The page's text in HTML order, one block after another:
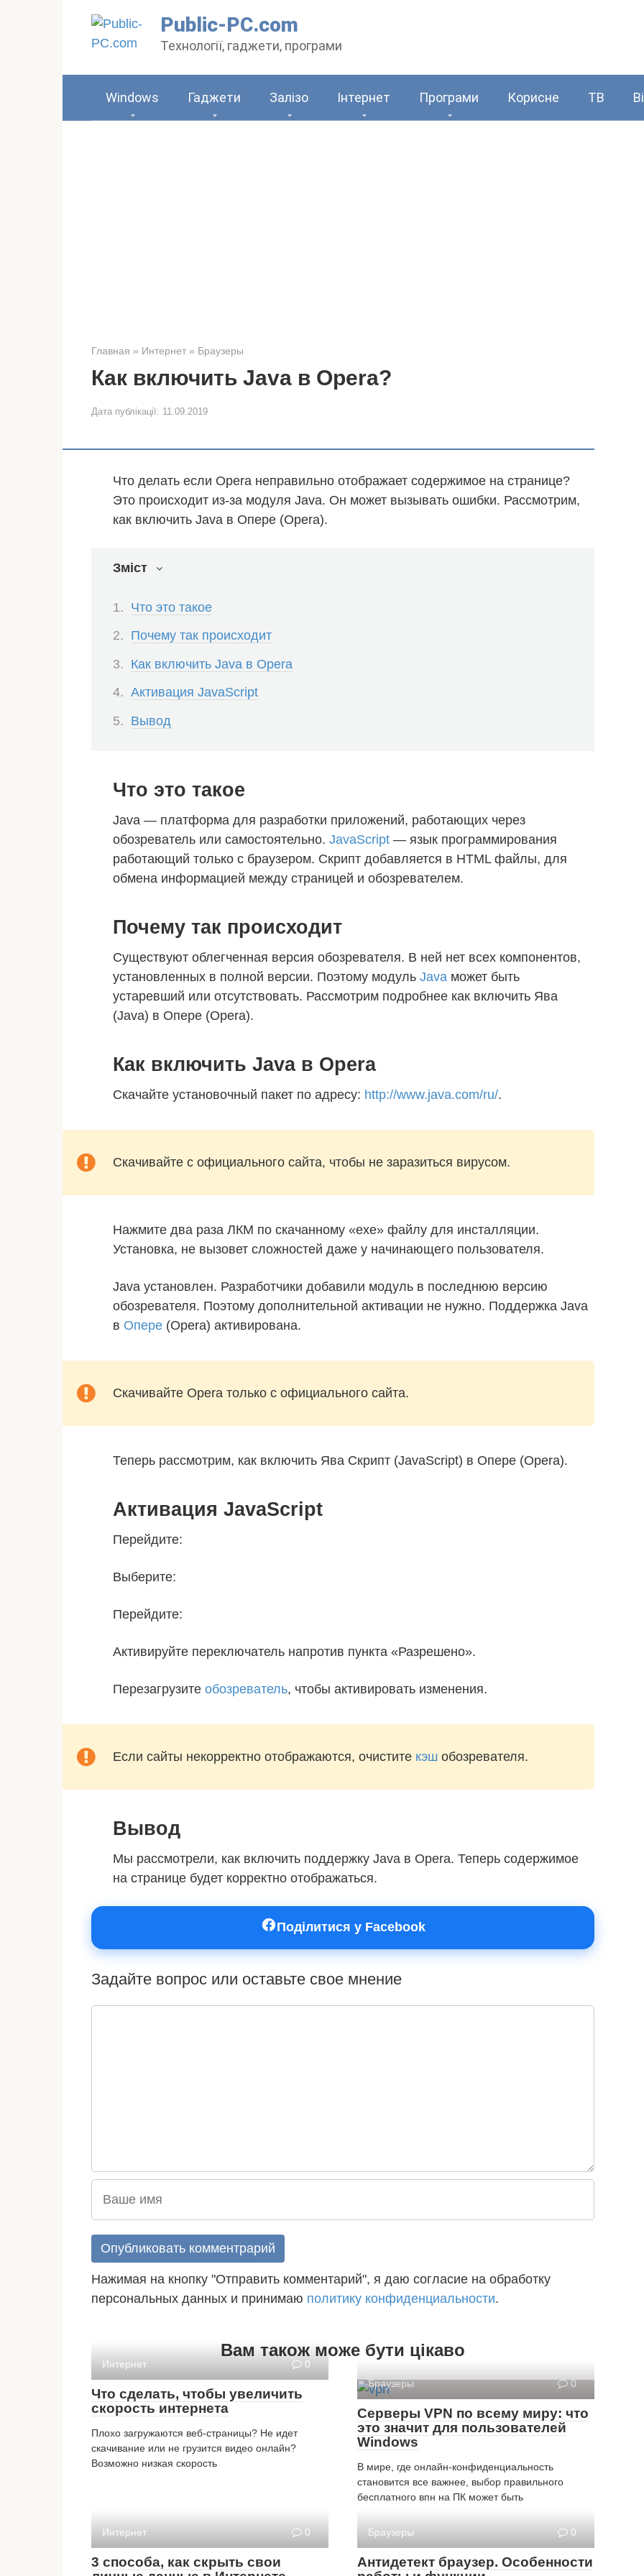
Public-PC.com
Технології, гаджети, програми
Windows Гаджети Залізо Інтернет Програми Корисне ТВ
Главная » Интернет » Браузеры
Как включить Java в Opera?
Дата публікації: 11.09.2019
Что делать если Opera неправильно отображает содержимое на странице?
Это происходит из-за модуля Java. Он может вызывать ошибки. Рассмотрим,
как включить Java в Опере (Opera).
Зміст
Что это такое
Почему так происходит
Как включить Java в Opera
Активация JavaScript
Вывод
Что это такое
Java — платформа для разработки приложений, работающих через
обозреватель или самостоятельно. JavaScript — язык программирования
работающий только с браузером. Скрипт добавляется в HTML файлы, для
обмена информацией между страницей и обозревателем.
Почему так происходит
Существуют облегченная версия обозревателя. В ней нет всех компонентов,
установленных в полной версии. Поэтому модуль Java может быть
устаревший или отсутствовать. Рассмотрим подробнее как включить Ява
(Java) в Опере (Opera).
Как включить Java в Opera
Скачайте установочный пакет по адресу: http://www.java.com/ru/.
Скачивайте с официального сайта, чтобы не заразиться вирусом.
Нажмите два раза ЛКМ по скачанному «exe» файлу для инсталляции.
Установка, не вызовет сложностей даже у начинающего пользователя.
Java установлен. Разработчики добавили модуль в последнюю версию
обозревателя. Поэтому дополнительной активации не нужно. Поддержка Java
в Опере (Opera) активирована.
Скачивайте Opera только с официального сайта.
Теперь рассмотрим, как включить Ява Скрипт (JavaScript) в Опере (Opera).
Активация JavaScript
Перейдите:
Выберите:
Перейдите:
Активируйте переключатель напротив пункта «Разрешено».
Перезагрузите обозреватель, чтобы активировать изменения.
Если сайты некорректно отображаются, очистите кэш обозревателя.
Вывод
Мы рассмотрели, как включить поддержку Java в Opera. Теперь содержимое
на странице будет корректно отображаться.
Поділитися у Facebook
Задайте вопрос или оставьте свое мнение
Нажимая на кнопку "Отправить комментарий", я даю согласие на обработку
персональных данных и принимаю политику конфиденциальности.
Вам також може бути цікаво
Интернет 0
Что сделать, чтобы увеличить
скорость интернета
Плохо загружаются веб-страницы? Не идет
скачивание или не грузится видео онлайн?
Возможно низкая скорость
Браузеры 0
Серверы VPN по всему миру: что
это значит для пользователей
Windows
В мире, где онлайн-конфиденциальность
становится все важнее, выбор правильного
бесплатного впн на ПК может быть
Интернет 0
3 способа, как скрыть свои
Браузеры 0
Антидетект браузер. Особенности